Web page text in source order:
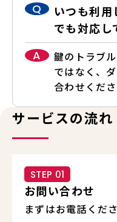
Q
いつも利
でも対応し
A
鍵のトラブ
ではなく、
合わせくださ
サービスの流れ
STEP 01
お問い合わせ
まずはお電話くだ